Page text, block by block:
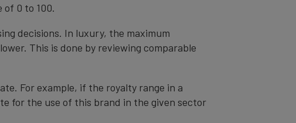
of 0 to 100.
decisions. In luxury, the maximum
This is done by reviewing comparable
For example, if the royalty range in a
for the use of this brand in the given sector